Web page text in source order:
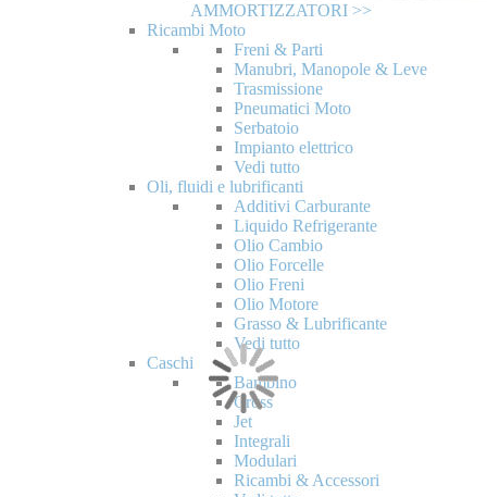
AMMORTIZZATORI >>
Ricambi Moto
Freni & Parti
Manubri, Manopole & Leve
Trasmissione
Pneumatici Moto
Serbatoio
Impianto elettrico
Vedi tutto
Oli, fluidi e lubrificanti
Additivi Carburante
Liquido Refrigerante
Olio Cambio
Olio Forcelle
Olio Freni
Olio Motore
Grasso & Lubrificante
Vedi tutto
Caschi
Bambino
Cross
Jet
Integrali
Modulari
Ricambi & Accessori